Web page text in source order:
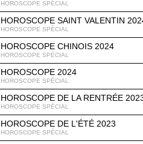
HOROSCOPE SPÉCIAL
HOROSCOPE SAINT VALENTIN
HOROSCOPE SPÉCIAL
HOROSCOPE CHINOIS 2024
HOROSCOPE SPÉCIAL
HOROSCOPE 2024
HOROSCOPE SPÉCIAL
HOROSCOPE DE LA RENTRÉE
HOROSCOPE SPÉCIAL
HOROSCOPE DE L'ÉTÉ 2023
HOROSCOPE SPÉCIAL